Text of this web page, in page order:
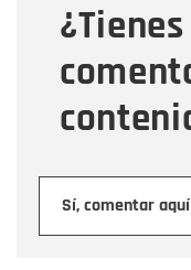
Sí, comentar
Mensaje